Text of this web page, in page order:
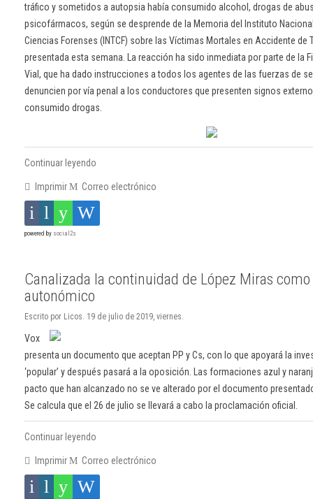
tráfico y sometidos a autopsia había consumido alcohol, drogas de
psicofármacos, según se desprende de la Memoria del Instituto
Ciencias Forenses (INTCF) sobre las Víctimas Mortales en Accidente de
presentada esta semana. La reacción ha sido inmediata por parte de la
Vial, que ha dado instrucciones a todos los agentes de las fuerzas de
denuncien por vía penal a los conductores que presenten signos
consumido drogas.
Continuar leyendo
Imprimir Correo electrónico
powered by social2s
Canalizada la continuidad de López Miras
autonómico
Escrito por Licos. 19 de julio de 2019, viernes.
Vox
presenta un documento que aceptan PP y Cs, con lo que apoyará la
‘popular’ y después pasará a la oposición. Las formaciones azul y
pacto que han alcanzado no se ve alterado por el documento
Se calcula que el 26 de julio se llevará a cabo la proclamación oficial.
Continuar leyendo
Imprimir Correo electrónico